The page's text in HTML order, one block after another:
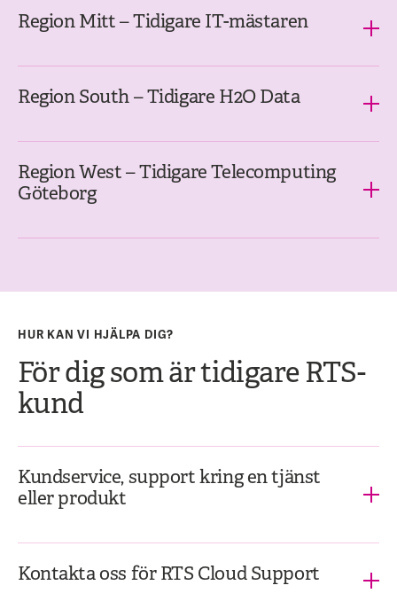
Region Mitt – Tidigare IT-mästaren
Region South – Tidigare H2O Data
Region West – Tidigare Telecomputing
Göteborg
HUR KAN VI HJÄLPA DIG?
För dig som är tidigare RTS-
kund
Kundservice, support kring en tjänst
eller produkt
Kontakta oss för RTS Cloud Support